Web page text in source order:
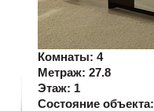
Комнаты: 4
Метраж: 27.8
Этаж: 1
Состояние